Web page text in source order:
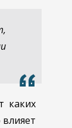
каких